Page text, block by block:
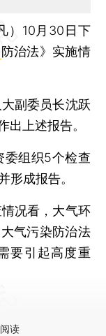
） 10月30日下
防治法》实施情
副委员长沈跃
出上述报告。
组织5个检查
形成报告。
况看，大气环
气污染防治法
要引起高度重
读